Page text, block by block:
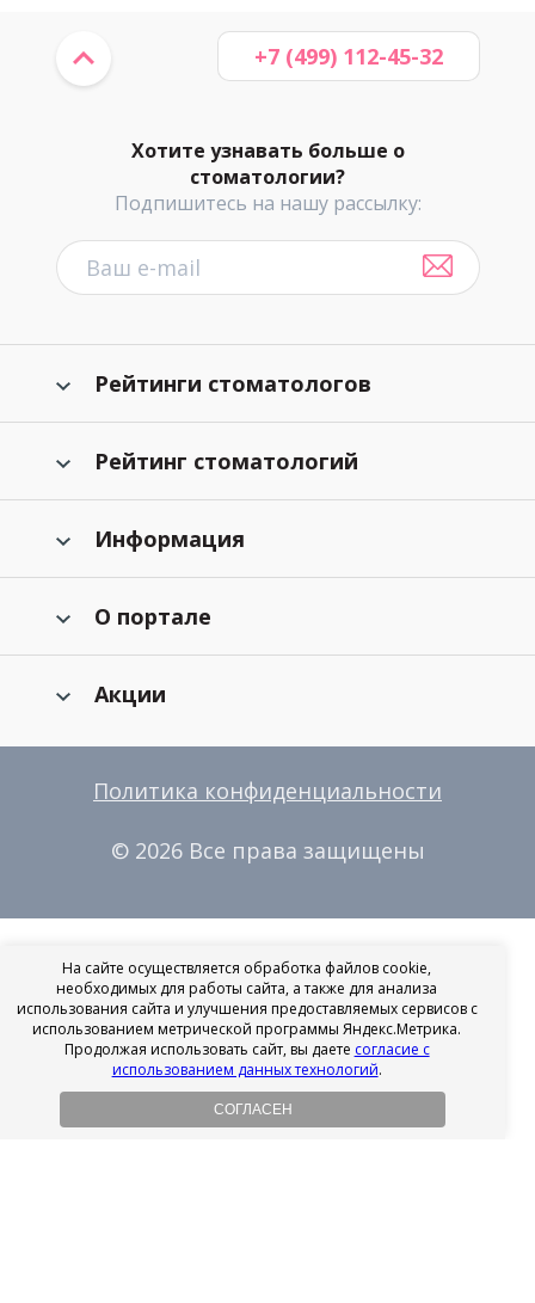
Хотите узнавать больше о
стоматологии?
Подпишитесь на нашу рассылку:
+7 (499) 112-45-32
Рейтинги стоматологов
Рейтинг стоматологий
Информация
О портале
Акции
Политика конфиденциальности
© 2026 Все права защищены
На сайте осуществляется обработка файлов cookie,
необходимых для работы сайта, а также для анализа
использования сайта и улучшения предоставляемых сервисов с
использованием метрической программы Яндекс.Метрика.
Продолжая использовать сайт, вы даете согласие с
использованием данных технологий.
СОГЛАСЕН